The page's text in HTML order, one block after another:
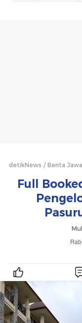
detikNews Berita
Full